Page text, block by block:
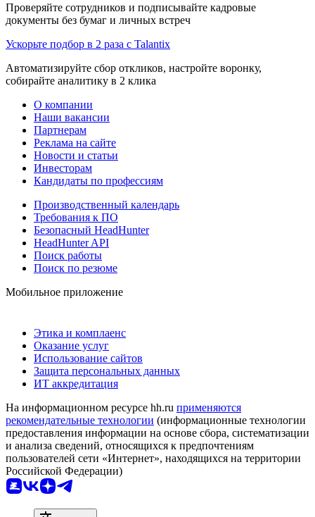
Проверяйте сотрудников и подписывайте кадровые
документы без бумаг и личных встреч
Ускорьте подбор в 2 раза с Talantix
Автоматизируйте сбор откликов, настройте воронку,
собирайте аналитику в 2 клика
О компании
Наши вакансии
Партнерам
Реклама на сайте
Новости и статьи
Инвесторам
Кандидаты по профессиям
Производственный календарь
Требования к ПО
Безопасный HeadHunter
HeadHunter API
Поиск работы
Поиск по резюме
Мобильное приложение
Этика и комплаенс
Оказание услуг
Использование сайтов
Защита персональных данных
ИТ аккредитация
На информационном ресурсе hh.ru применяются
рекомендательные технологии (информационные технологии
предоставления информации на основе сбора, систематизации
и анализа сведений, относящихся к предпочтениям
пользователей сети «Интернет», находящихся на территории
Российской Федерации)